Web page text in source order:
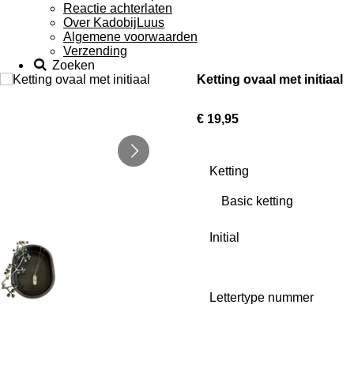
Reactie achterlaten
Over KadobijLuus
Algemene voorwaarden
Verzending
Zoeken
Ketting ovaal met initiaal
€ 19,95
Ketting
Initial
Lettertype nummer